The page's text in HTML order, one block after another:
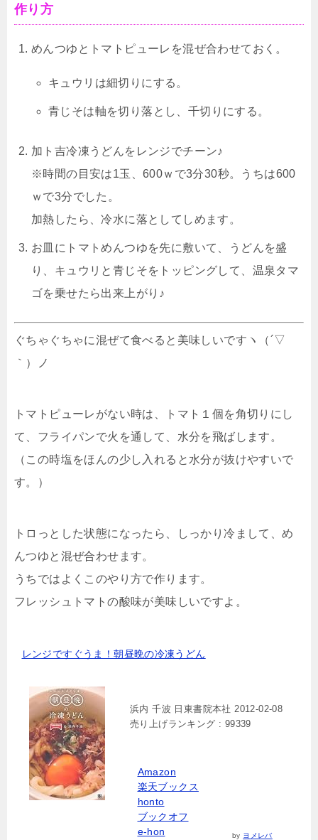
作り方
めんつゆとトマトピューレを混ぜ合わせておく。
キュウリは細切りにする。
青じそは軸を切り落とし、千切りにする。
加ト吉冷凍うどんをレンジでチーン♪
※時間の目安は1玉、600ｗで3分30秒。うちは600
ｗで3分でした。
加熱したら、冷水に落としてしめます。
お皿にトマトめんつゆを先に敷いて、うどんを盛
り、キュウリと青じそをトッピングして、温泉タマ
ゴを乗せたら出来上がり♪
ぐちゃぐちゃに混ぜて食べると美味しいですヽ（´▽
｀）ノ
トマトピューレがない時は、トマト１個を角切りにし
て、フライパンで火を通して、水分を飛ばします。
（この時塩をほんの少し入れると水分が抜けやすいで
す。）
トロっとした状態になったら、しっかり冷まして、め
んつゆと混ぜ合わせます。
うちではよくこのやり方で作ります。
フレッシュトマトの酸味が美味しいですよ。
レンジですぐうま！朝昼晩の冷凍うどん
浜内 千波 日東書院本社 2012-02-08
売り上げランキング : 99339
Amazon
楽天ブックス
honto
ブックオフ
e-hon
by ヨメレバ